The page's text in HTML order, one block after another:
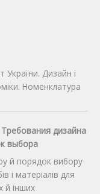
Дизайн і
Номенклатура
дизайна
выбора
й порядок вибору
і матеріалів для
й інших